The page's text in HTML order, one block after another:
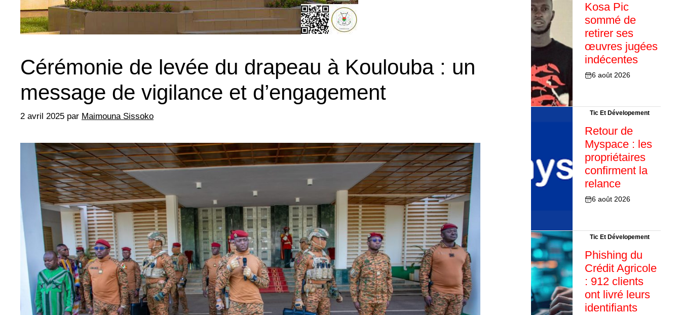
Cérémonie de levée du drapeau à Koulouba : un
message de vigilance et d’engagement
2 avril 2025 par Maimouna Sissoko
Kosa Pic
sommé de
retirer ses
œuvres jugées
indécentes
6 août 2026
Tic Et Dévelopement
Retour de
Myspace : les
propriétaires
confirment la
relance
6 août 2026
Tic Et Dévelopement
Phishing du
Crédit Agricole
: 912 clients
ont livré leurs
identifiants